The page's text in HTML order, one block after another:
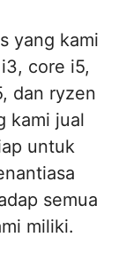
yang kami
core i5,
dan ryzen
kami jual
untuk
semua
miliki.